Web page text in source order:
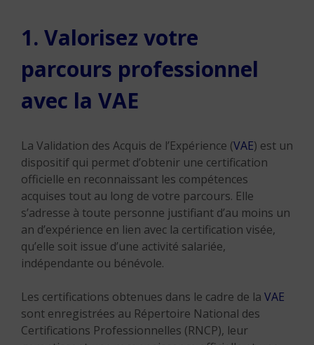
1. Valorisez votre
parcours professionnel
avec la VAE
La Validation des Acquis de l’Expérience (VAE) est un
dispositif qui permet d’obtenir une certification
officielle en reconnaissant les compétences
acquises tout au long de votre parcours. Elle
s’adresse à toute personne justifiant d’au moins un
an d’expérience en lien avec la certification visée,
qu’elle soit issue d’une activité salariée,
indépendante ou bénévole.
Les certifications obtenues dans le cadre de la VAE
sont enregistrées au Répertoire National des
Certifications Professionnelles (RNCP), leur